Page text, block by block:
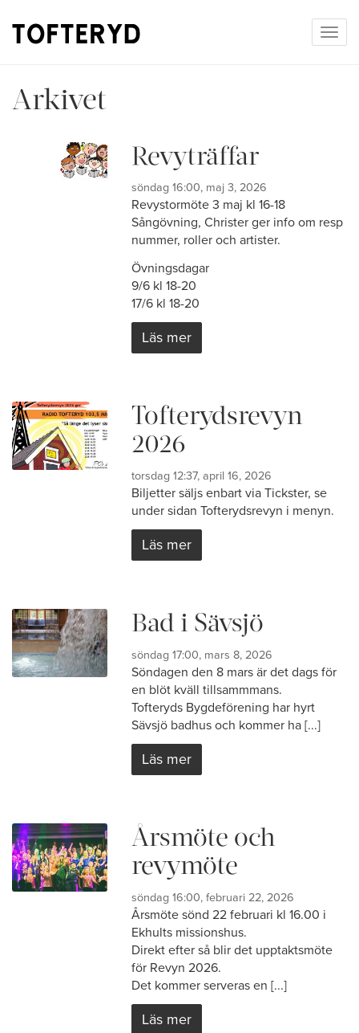
Arkivet
Revyträffar
söndag 16:00, maj 3, 2026
Revystormöte 3 maj kl 16-18
Sångövning, Christer ger info om resp
nummer, roller och artister.
Övningsdagar
9/6 kl 18-20
17/6 kl 18-20
Läs mer
Tofterydsrevyn
2026
torsdag 12:37, april 16, 2026
Biljetter säljs enbart via Tickster, se
under sidan Tofterydsrevyn i menyn.
Läs mer
Bad i Sävsjö
söndag 17:00, mars 8, 2026
Söndagen den 8 mars är det dags för
en blöt kväll tillsammmans.
Tofteryds Bygdeförening har hyrt
Sävsjö badhus och kommer ha [...]
Läs mer
Årsmöte och
revymöte
söndag 16:00, februari 22, 2026
Årsmöte sönd 22 februari kl 16.00 i
Ekhults missionshus.
Direkt efter så blir det upptaktsmöte
för Revyn 2026.
Det kommer serveras en [...]
Läs mer